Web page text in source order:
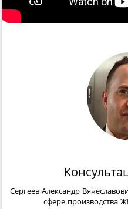
Сергеев Александр
сфере производства